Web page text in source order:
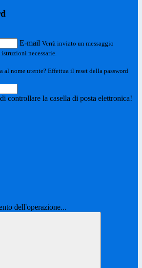
E-mail Verrà inviato un messaggio
necessarie.
al nome utente? Effettua il reset della password
controllare la casella di posta elettronica!
dell'operazione...